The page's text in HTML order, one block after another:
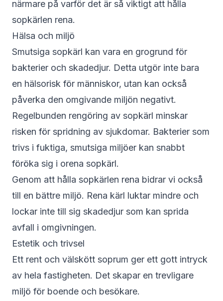
närmare på varför det är så viktigt att hålla
sopkärlen rena.
Hälsa och miljö
Smutsiga sopkärl kan vara en grogrund för
bakterier och skadedjur. Detta utgör inte bara
en hälsorisk för människor, utan kan också
påverka den omgivande miljön negativt.
Regelbunden rengöring av sopkärl minskar
risken för spridning av sjukdomar. Bakterier som
trivs i fuktiga, smutsiga miljöer kan snabbt
föröka sig i orena sopkärl.
Genom att hålla sopkärlen rena bidrar vi också
till en bättre miljö. Rena kärl luktar mindre och
lockar inte till sig skadedjur som kan sprida
avfall i omgivningen.
Estetik och trivsel
Ett rent och välskött soprum ger ett gott intryck
av hela fastigheten. Det skapar en trevligare
miljö för boende och besökare.